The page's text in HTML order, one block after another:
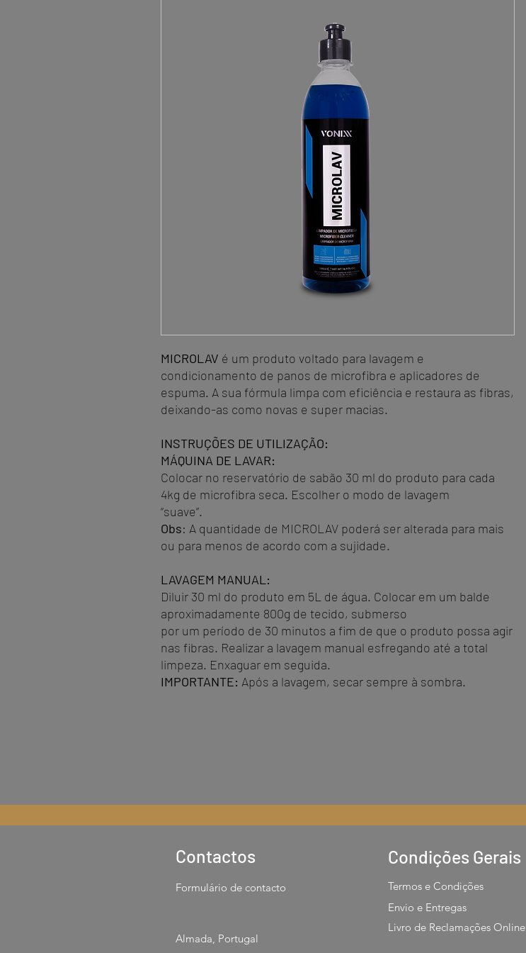
MICROLAV é um produto voltado para lavagem e
condicionamento de panos de microfibra e aplicadores de
espuma. A sua fórmula limpa com eficiência e restaura as fibras,
deixando-as como novas e super macias.
INSTRUÇÕES DE UTILIZAÇÃO:
MÁQUINA DE LAVAR:
Colocar no reservatório de sabão 30 ml do produto para cada
4kg de microfibra seca. Escolher o modo de lavagem
“suave”.
Obs: A quantidade de MICROLAV poderá ser alterada para mais
ou para menos de acordo com a sujidade.
LAVAGEM MANUAL:
Diluir 30 ml do produto em 5L de água. Colocar em um balde
aproximadamente 800g de tecido, submerso
por um período de 30 minutos a fim de que o produto possa agir
nas fibras. Realizar a lavagem manual esfregando até a total
limpeza. Enxaguar em seguida.
IMPORTANTE: Após a lavagem, secar sempre à sombra.
Contactos
Formulário de contacto
Almada, Portugal
Condições Gerais
Termos e Condições
Envio e Entregas
Livro de Reclamações Online